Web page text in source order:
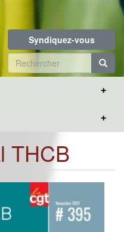
Syndiquez-vous
Formulaire
de
THCB